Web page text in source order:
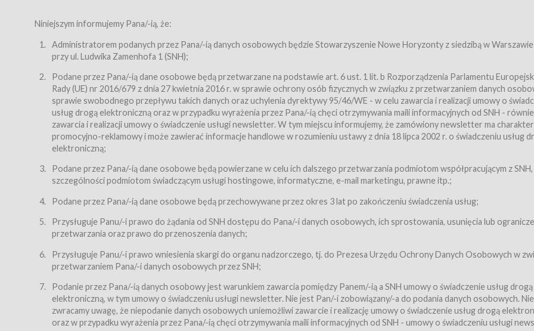
Bilety – wybrane dokumenty potwierdzające zawarcie umowy z Usługodawcą i uprawniające do wzięcia udziału w Wydarzeniu,
przewidziane przez Usługodawcę dla danego Wydarzenia, tj. uprawniające do uczestnictwa w wielu albo w pojedynczych seansach
filmowych, wydarzeniach specjalnych i koncertach;
Sklep – sklep internetowy prowadzony przez Usługodawcę w Serwisie;
Regulamin – niniejszy regulamin.
§ 2
Postanowienia ogólne
Regulamin określa zasady:
świadczenia Usługobiorcom Usług przez Usługodawcę, z zastrzeżeniem usług, o których mowa w ust. 2 pkt. 4 i 5 poniżej,
zasady świadczenia precyzują odrębne regulaminy,
przetwarzania przez Usługodawcę danych osobowych Usługobiorców będących osobami fizycznymi.
Usługodawca świadczy w szczególności następujące Usługi:Usługodawca świadczy Usługi drogą elektroniczną w rozumieniu
dnia 18 lipca 2002 r. o świadczeniu usług drogą elektroniczną (Dz.U. z 2002 r., Nr 144, poz. 1204, z późń. zm.). Usługi świadczone są
nieodpłatnie.
usługę przeglądania i odczytywania przez Usługobiorców materiałów zamieszczanych w Serwisie,
usługę newsletter,
usługę zawierania na odległość umów nabycia Karnetów i Biletów,
usługę zawierania na odległość umów sprzedaży w Sklepie.
Usługodawca świadczy Usługi drogą elektroniczną w rozumieniu ustawy z dnia 18 lipca 2002 r. o świadczeniu usług drogą
(Dz.U. z 2002 r., Nr 144, poz. 1204, z późń. zm.). Usługi świadczone są nieodpłatnie.
Niniejszym informujemy Pana/-ią, że:
Administratorem podanych przez Pana/-ią danych osobowych będzie Stowarzyszenie Nowe Horyzonty z siedzibą w
przy ul. Ludwika Zamenhofa 1 (SNH);
Podane przez Pana/-ią dane osobowe będą przetwarzane na podstawie art. 6 ust. 1 lit. b Rozporządzenia Parlamentu
Rady (UE) nr 2016/679 z dnia 27 kwietnia 2016 r. w sprawie ochrony osób fizycznych w związku z przetwarzaniem danych
sprawie swobodnego przepływu takich danych oraz uchylenia dyrektywy 95/46/WE - w celu zawarcia i realizacji umowy o
usług drogą elektroniczną oraz w przypadku wyrażenia przez Pana/-ią chęci otrzymywania maili informacyjnych od SNH -
zawarcia i realizacji umowy o świadczenie usługi newsletter. W tym miejscu informujemy, że zamówiony newsletter ma charakter
promocyjno-reklamowy i może zawierać informacje handlowe w rozumieniu ustawy z dnia 18 lipca 2002 r. o świadczeniu usług
elektroniczną;
Podane przez Pana/-ią dane osobowe będą powierzane w celu ich dalszego przetwarzania podmiotom współpracującym z
szczególności podmiotom świadczącym usługi hostingowe, informatyczne, e-mail marketingu, prawne itp.;
Podane przez Pana/-ią dane osobowe będą przechowywane przez okres 3 lat po zakończeniu świadczenia usług;
Przysługuje Panu/-i prawo do żądania od SNH dostępu do Pana/-i danych osobowych, ich sprostowania, usunięcia lub
przetwarzania oraz prawo do przenoszenia danych;
Przysługuje Panu/-i prawo wniesienia skargi do organu nadzorczego, tj. do Prezesa Urzędu Ochrony Danych Osobowych w
przetwarzaniem Pana/-i danych osobowych przez SNH;
Podanie przez Pana/-ią danych osobowy jest warunkiem zawarcia pomiędzy Panem/-ią a SNH umowy o świadczenie usług drogą
elektroniczną, w tym umowy o świadczeniu usługi newsletter. Nie jest Pan/-i zobowiązany/-a do podania danych osobowych.
zwracamy uwagę, że niepodanie danych osobowych uniemożliwi zawarcie i realizację umowy o świadczenie usług drogą
oraz w przypadku wyrażenia przez Pana/-ią chęci otrzymywania maili informacyjnych od SNH - umowy o świadczeniu usługi